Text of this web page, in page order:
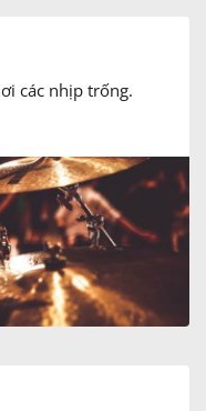
các nhịp trống.